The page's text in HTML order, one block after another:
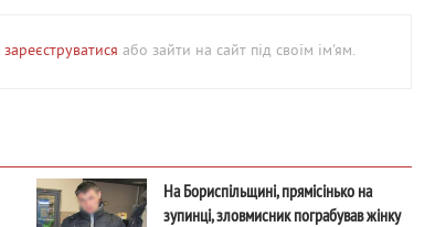
зареєструватися або зайти на сайт під своїм ім'ям.
На Бориспільщині, прямісінько на
зупинці, зловмисник пограбував жінку